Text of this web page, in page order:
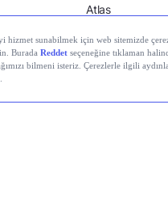
Ayrıcalıklar
Atlas
Sıfır Komisyon